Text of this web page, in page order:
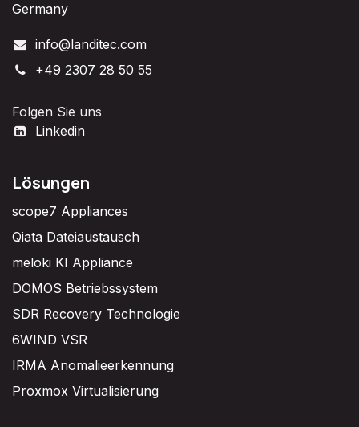
Germany
info@landitec.com
+49 2307 28 50 55
Folgen Sie uns
Linkedin
Lösungen
scope7 Appliances
Qiata Dateiaustausch
meloki KI Appliance
DOMOS Betriebssystem
SDR Recovery Technologie
6WIND VSR
IRMA Anomalieerkennung
Proxmox Virtualisierung